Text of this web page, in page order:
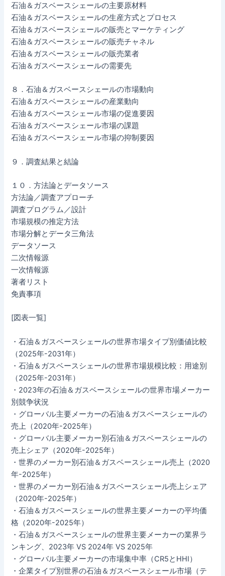
石油＆ガスベースシェールの主要原材料
石油＆ガスベースシェールの生産方式とプロセス
石油＆ガスベースシェールの販売とマーケティング
石油＆ガスベースシェールの販売チャネル
石油＆ガスベースシェールの販売業者
石油＆ガスベースシェールの需要先
８．石油＆ガスベースシェールの市場動向
石油＆ガスベースシェールの産業動向
石油＆ガスベースシェール市場の促進要因
石油＆ガスベースシェール市場の課題
石油＆ガスベースシェール市場の抑制要因
９．調査結果と結論
１０．方法論とデータソース
方法論／調査アプローチ
調査プログラム／設計
市場規模の推定方法
市場分解とデータ三角法
データソース
二次情報源
一次情報源
著者リスト
免責事項
[図表一覧]
・石油＆ガスベースシェールの世界市場タイプ別価値比較
（2025年-2031年）
・石油＆ガスベースシェールの世界市場規模比較：用途別
（2025年-2031年）
・2023年の石油＆ガスベースシェールの世界市場メーカー
別競争状況
・グローバル主要メーカーの石油＆ガスベースシェールの
売上（2020年-2025年）
・グローバル主要メーカー別石油＆ガスベースシェールの
売上シェア（2020年-2025年）
・世界のメーカー別石油＆ガスベースシェール売上（2020
年-2025年）
・世界のメーカー別石油＆ガスベースシェール売上シェア
（2020年-2025年）
・石油＆ガスベースシェールの世界主要メーカーの平均価
格（2020年-2025年）
・石油＆ガスベースシェールの世界主要メーカーの業界ラ
ンキング、2023年 VS 2024年 VS 2025年
・グローバル主要メーカーの市場集中率（CR5とHHI）
・企業タイプ別世界の石油＆ガスベースシェール市場（テ